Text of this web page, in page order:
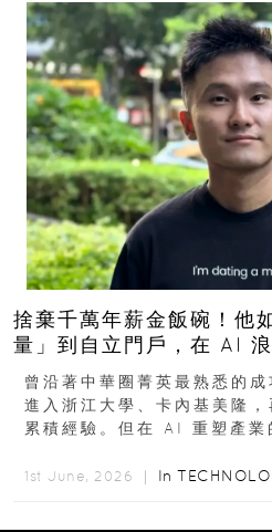
捨棄千萬年薪金飯碗！他
量」到自立門戶，在 AI
曾沿著中華圈菁英最熟悉的
進入浙江大學、卡內基美
累積經驗。但在 AI 重塑產業
1st June, 2026 ｜ In